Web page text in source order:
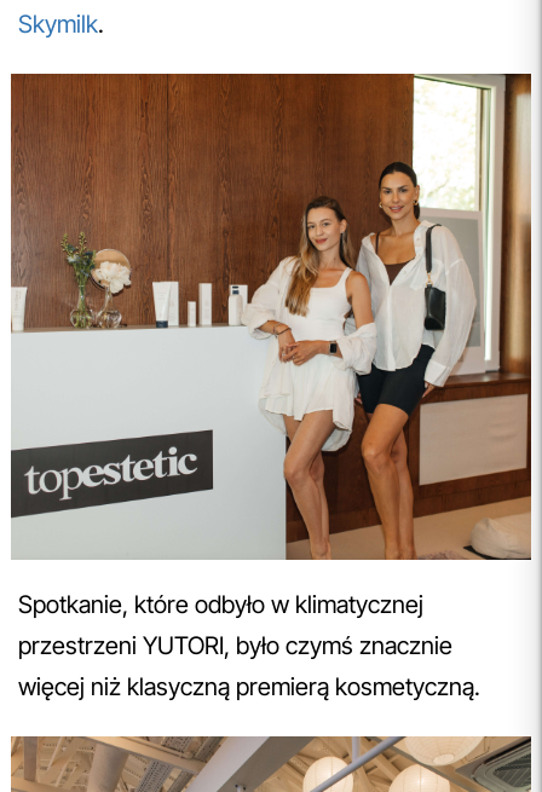
Skymilk.
Spotkanie, które odbyło w klimatycznej
przestrzeni YUTORI, było czymś znacznie
więcej niż klasyczną premierą kosmetyczną.